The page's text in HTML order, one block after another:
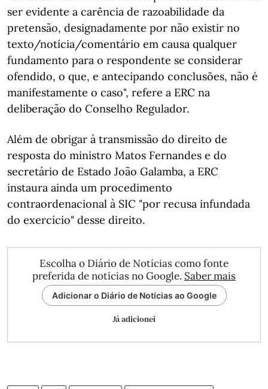
ser evidente a carência de razoabilidade da
pretensão, designadamente por não existir no
texto/notícia/comentário em causa qualquer
fundamento para o respondente se considerar
ofendido, o que, e antecipando conclusões, não é
manifestamente o caso", refere a ERC na
deliberação do Conselho Regulador.
Além de obrigar à transmissão do direito de
resposta do ministro Matos Fernandes e do
secretário de Estado João Galamba, a ERC
instaura ainda um procedimento
contraordenacional à SIC "por recusa infundada
do exercício" desse direito.
Escolha o Diário de Notícias como fonte
preferida de notícias no Google. Saber mais
Adicionar o Diário de Notícias ao Google
Já adicionei